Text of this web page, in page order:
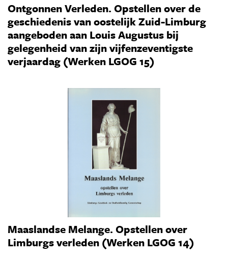
Ontgonnen Verleden. Opstellen over de
geschiedenis van oostelijk Zuid-Limburg
aangeboden aan Louis Augustus bij
gelegenheid van zijn vijfenzeventigste
verjaardag (Werken LGOG 15)
Maaslandse Melange. Opstellen over
Limburgs verleden (Werken LGOG 14)